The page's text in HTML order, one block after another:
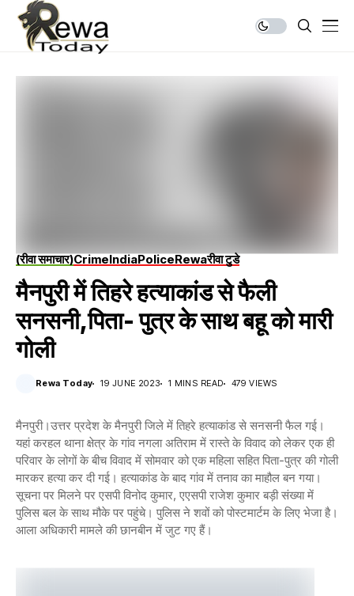
(रीवा समाचार)CrimeIndiaPoliceRewaरीवा टुडे
मैनपुरी में तिहरे हत्याकांड से फैली
सनसनी,पिता- पुत्र के साथ बहू को मारी
गोली
Rewa Today 19 JUNE 2023 1 MINS READ 479 VIEWS
मैनपुरी।उत्तर प्रदेश के मैनपुरी जिले में तिहरे हत्याकांड से सनसनी फैल गई।
यहां करहल थाना क्षेत्र के गांव नगला अतिराम में रास्ते के विवाद को लेकर एक ही
परिवार के लोगों के बीच विवाद में सोमवार को एक महिला सहित पिता-पुत्र की गोली
मारकर हत्या कर दी गई। हत्याकांड के बाद गांव में तनाव का माहौल बन गया।
सूचना पर मिलने पर एसपी विनोद कुमार, एएसपी राजेश कुमार बड़ी संख्या में
पुलिस बल के साथ मौके पर पहुंचे। पुलिस ने शवों को पोस्टमार्टम के लिए भेजा है।
आला अधिकारी मामले की छानबीन में जुट गए हैं।